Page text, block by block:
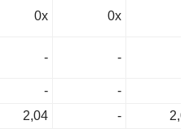
0x 0x
- -
-
-
2,04 -